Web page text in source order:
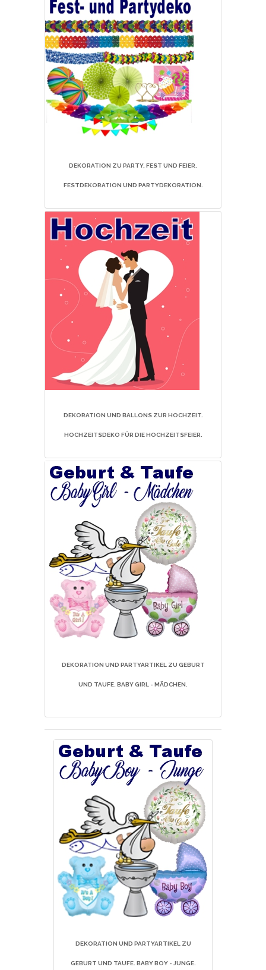
DEKORATION ZU PARTY, FEST UND FEIER.
FESTDEKORATION UND PARTYDEKORATION.
DEKORATION UND BALLONS ZUR HOCHZEIT.
HOCHZEITSDEKO FÜR DIE HOCHZEITSFEIER.
DEKORATION UND PARTYARTIKEL ZU GEBURT
UND TAUFE. BABY GIRL - MÄDCHEN.
DEKORATION UND PARTYARTIKEL ZU
GEBURT UND TAUFE. BABY BOY - JUNGE.